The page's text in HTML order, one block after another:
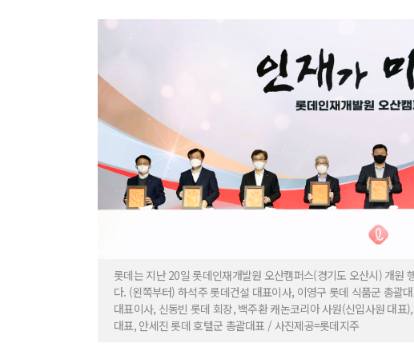
롯데는 지난 20일 롯데인재개발원 오산캠퍼스(경기도 오산시) 개원
다. (왼쪽부터) 하석주 롯데건설 대표이사, 이영구 롯데 식품군 총괄
대표이사, 신동빈 롯데 회장, 백주환 캐논코리아 사원(신입사원 대
대표, 안세진 롯데 호텔군 총괄대표 / 사진제공=롯데지주